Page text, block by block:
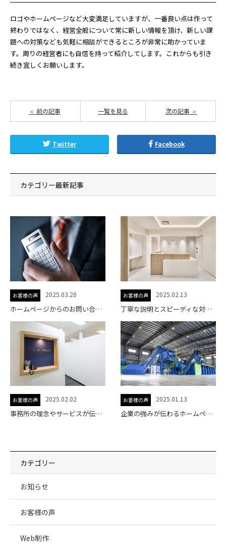
ロゴやホームページなど大変満足していますが、一番良い点は作って
終わりではなく、経営全般について常に新しい情報を頂け、新しい課
題への対策なども気軽に相談ができるところが非常に助かっていま
す。周りの経営者にも自信を持って紹介してします。これからも引き
続き宜しくお願いします。
前の記事 次の記事
一覧を見る
Twitter Facebook
カテゴリー最新記事
お客様の声 2025.03.20
ホームページからのお問い合わせが増加。事務所の強みが伝わるサイトに
お客様の声 2025.02.13
丁寧な説明とスピーディな対応で、安心して任せられるホームページ制作
お客様の声 2025.02.02
事務所の理念やサービスが伝わるホームページになりました。
お客様の声 2025.01.13
企業の強みが伝わるホームページへリニューアル
カテゴリー
お知らせ
お客様の声
Web制作